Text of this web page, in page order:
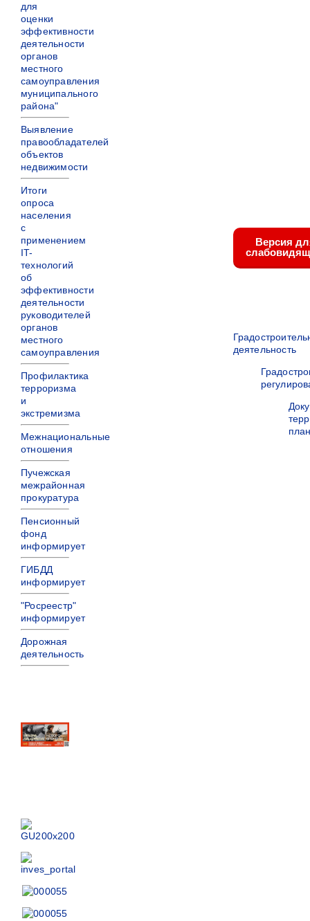
для
оценки
эффективности
деятельности
органов
местного
самоуправления
муниципального
района"
Выявление
правообладателей
объектов
недвижимости
Итоги
опроса
населения
с
применением
IT-
технологий
об
эффективности
деятельности
руководителей
органов
местного
самоуправления
Профилактика
терроризма
и
экстремизма
Межнациональные
отношения
Пучежская
межрайонная
прокуратура
Пенсионный
фонд
информирует
ГИБДД
информирует
"Росреестр"
информирует
Дорожная
деятельность
Версия
деятельность